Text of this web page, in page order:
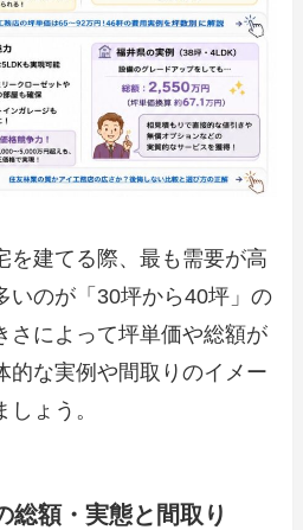
を建てる際、最も需要が高
いのが「30坪から40坪」の
さによって坪単価や総額が
的な実例や間取りのイメー
ょう。
総額・実態と間取り